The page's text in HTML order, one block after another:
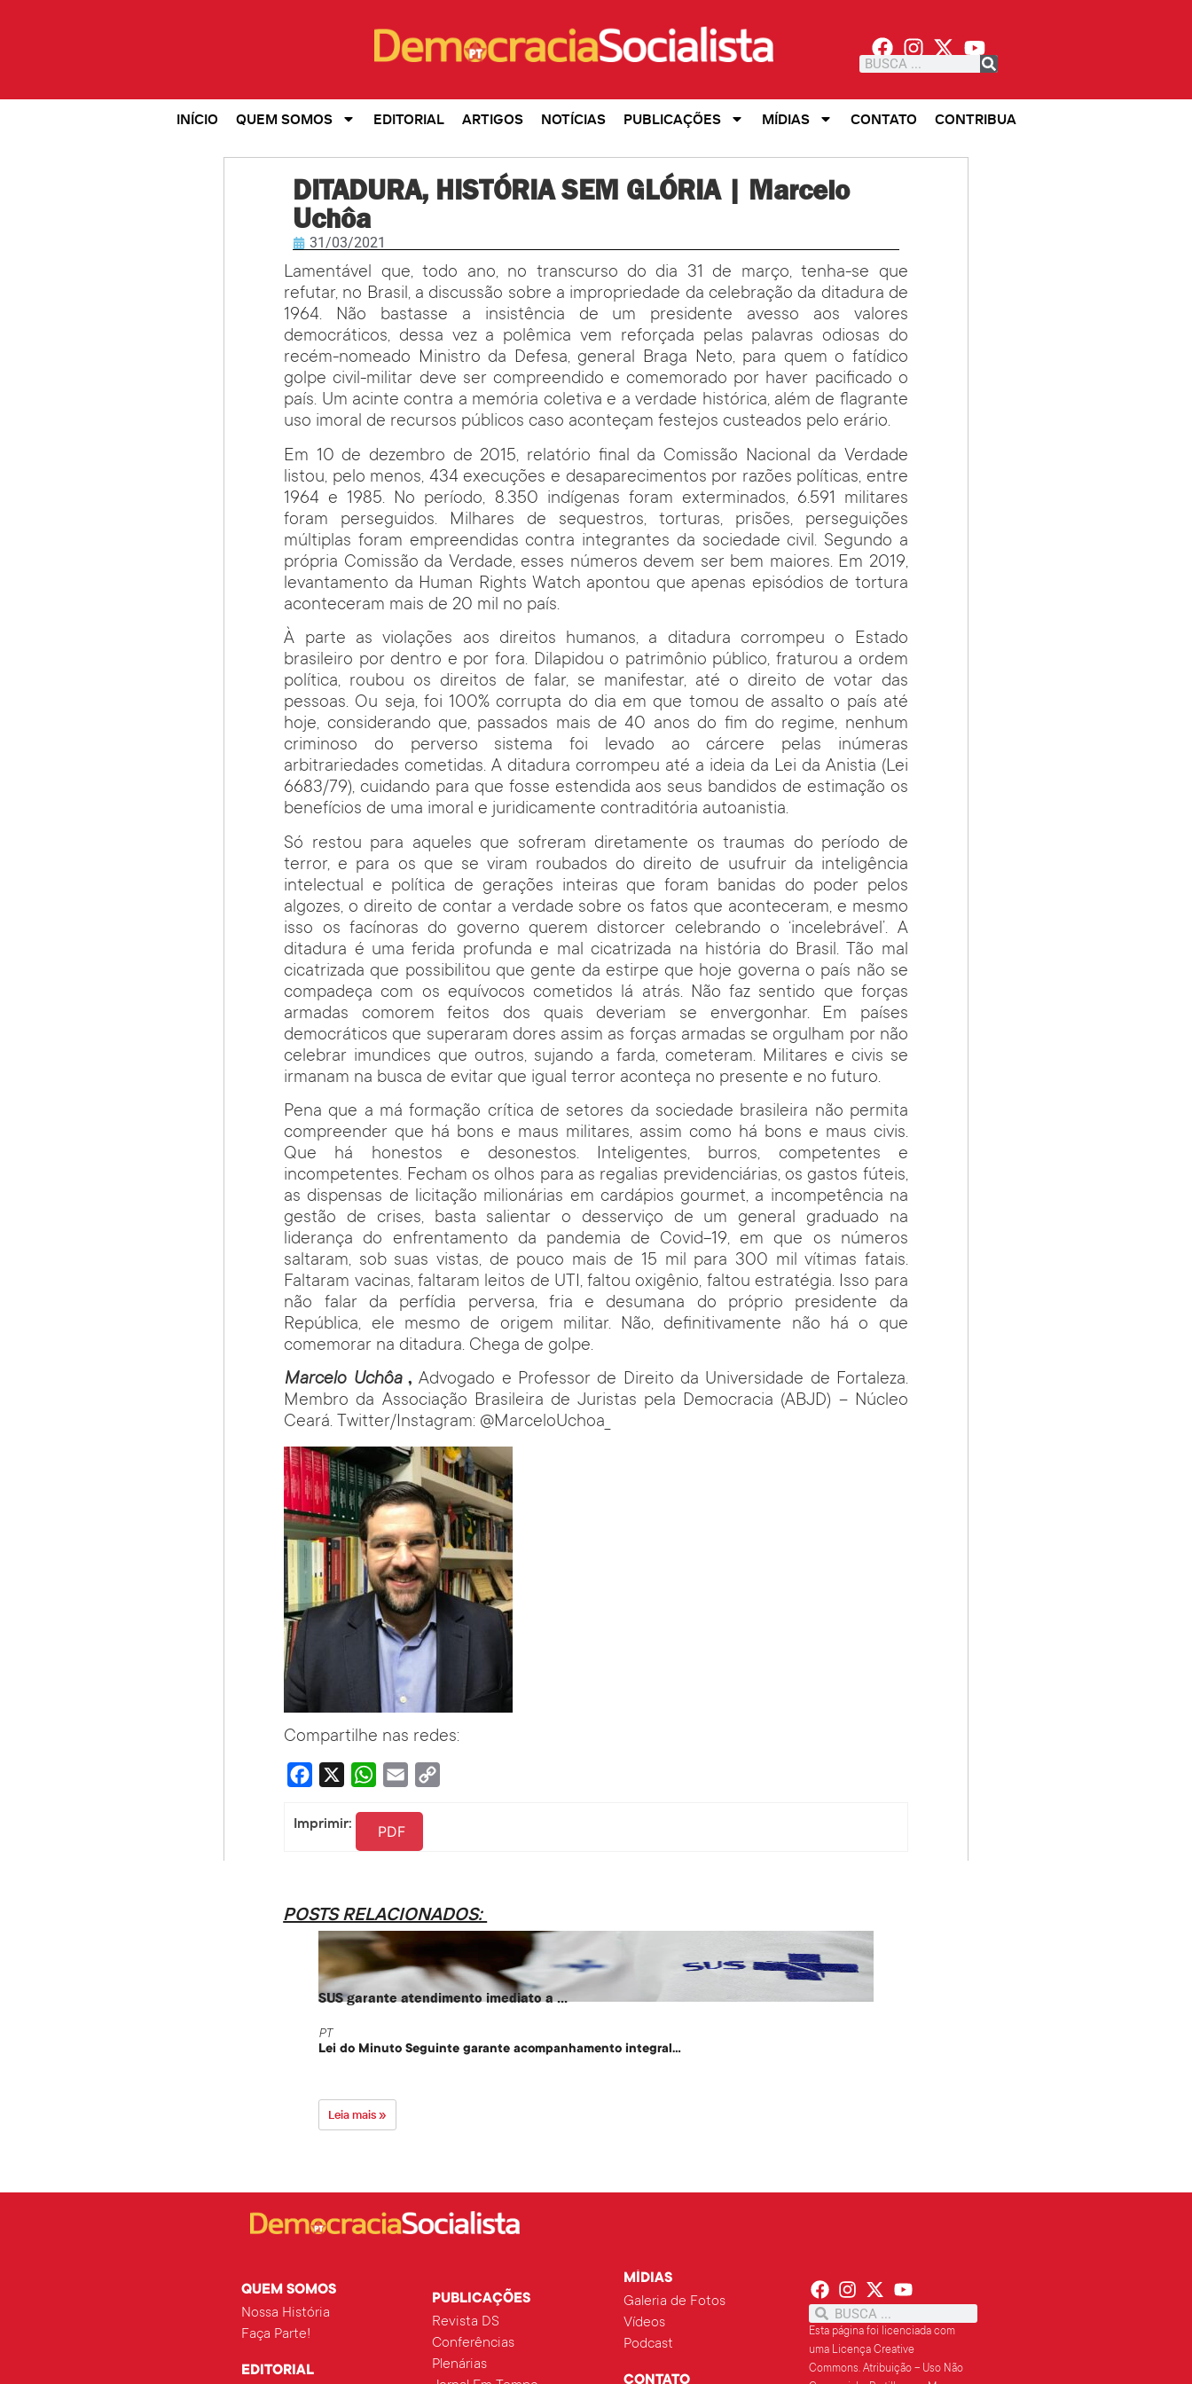
INÍCIO QUEM SOMOS EDITORIAL ARTIGOS NOTÍCIAS PUBLICAÇÕES MÍDIAS CONTATO CONTRIBUA
DITADURA, HISTÓRIA SEM GLÓRIA | Marcelo
Uchôa
31/03/2021
Lamentável que, todo ano, no transcurso do dia 31 de março, tenha-se que
refutar, no Brasil, a discussão sobre a impropriedade da celebração da ditadura de
1964. Não bastasse a insistência de um presidente avesso aos valores
democráticos, dessa vez a polêmica vem reforçada pelas palavras odiosas do
recém-nomeado Ministro da Defesa, general Braga Neto, para quem o fatídico
golpe civil-militar deve ser compreendido e comemorado por haver pacificado o
país. Um acinte contra a memória coletiva e a verdade histórica, além de flagrante
uso imoral de recursos públicos caso aconteçam festejos custeados pelo erário.
Em 10 de dezembro de 2015, relatório final da Comissão Nacional da Verdade
listou, pelo menos, 434 execuções e desaparecimentos por razões políticas, entre
1964 e 1985. No período, 8.350 indígenas foram exterminados, 6.591 militares
foram perseguidos. Milhares de sequestros, torturas, prisões, perseguições
múltiplas foram empreendidas contra integrantes da sociedade civil. Segundo a
própria Comissão da Verdade, esses números devem ser bem maiores. Em 2019,
levantamento da Human Rights Watch apontou que apenas episódios de tortura
aconteceram mais de 20 mil no país.
À parte as violações aos direitos humanos, a ditadura corrompeu o Estado
brasileiro por dentro e por fora. Dilapidou o patrimônio público, fraturou a ordem
política, roubou os direitos de falar, se manifestar, até o direito de votar das
pessoas. Ou seja, foi 100% corrupta do dia em que tomou de assalto o país até
hoje, considerando que, passados mais de 40 anos do fim do regime, nenhum
criminoso do perverso sistema foi levado ao cárcere pelas inúmeras
arbitrariedades cometidas. A ditadura corrompeu até a ideia da Lei da Anistia (Lei
6683/79), cuidando para que fosse estendida aos seus bandidos de estimação os
benefícios de uma imoral e juridicamente contraditória autoanistia.
Só restou para aqueles que sofreram diretamente os traumas do período de
terror, e para os que se viram roubados do direito de usufruir da inteligência
intelectual e política de gerações inteiras que foram banidas do poder pelos
algozes, o direito de contar a verdade sobre os fatos que aconteceram, e mesmo
isso os facínoras do governo querem distorcer celebrando o ‘incelebrável’. A
ditadura é uma ferida profunda e mal cicatrizada na história do Brasil. Tão mal
cicatrizada que possibilitou que gente da estirpe que hoje governa o país não se
compadeça com os equívocos cometidos lá atrás. Não faz sentido que forças
armadas comorem feitos dos quais deveriam se envergonhar. Em países
democráticos que superaram dores assim as forças armadas se orgulham por não
celebrar imundices que outros, sujando a farda, cometeram. Militares e civis se
irmanam na busca de evitar que igual terror aconteça no presente e no futuro.
Pena que a má formação crítica de setores da sociedade brasileira não permita
compreender que há bons e maus militares, assim como há bons e maus civis.
Que há honestos e desonestos. Inteligentes, burros, competentes e
incompetentes. Fecham os olhos para as regalias previdenciárias, os gastos fúteis,
as dispensas de licitação milionárias em cardápios gourmet, a incompetência na
gestão de crises, basta salientar o desserviço de um general graduado na
liderança do enfrentamento da pandemia de Covid-19, em que os números
saltaram, sob suas vistas, de pouco mais de 15 mil para 300 mil vítimas fatais.
Faltaram vacinas, faltaram leitos de UTI, faltou oxigênio, faltou estratégia. Isso para
não falar da perfídia perversa, fria e desumana do próprio presidente da
República, ele mesmo de origem militar. Não, definitivamente não há o que
comemorar na ditadura. Chega de golpe.
Marcelo Uchôa,Advogado e Professor de Direito da Universidade de Fortaleza.
Membro da Associação Brasileira de Juristas pela Democracia (ABJD) – Núcleo
Ceará. Twitter/Instagram: @MarceloUchoa_
Compartilhe nas redes:
Facebook WhatsApp
Email
Imprimir: PDF
POSTS RELACIONADOS:
SUS garante atendimento imediato a ...
PT
Lei do Minuto Seguinte garante acompanhamento integral...
Leia mais »
QUEM SOMOS
Nossa História
Faça Parte!
EDITORIAL
PUBLICAÇÕES
Revista DS
Conferências
Plenárias
MÍDIAS
Galeria de Fotos
Vídeos
Podcast
CONTATO
Esta página foi licenciada com
uma Licença Creative
Commons. Atribuição – Uso Não